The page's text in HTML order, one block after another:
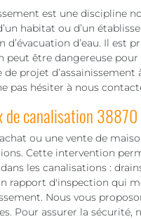
est une discipline
habitat ou d’un
d’évacuation d’eau. Il est
peut être dangereuse
projet
pas hésiter à nous
de canalisation
ou une vente de
Cette intervention
les canalisations :
rapport d'inspection qui
Nous vous
Pour assurer la sécurité,